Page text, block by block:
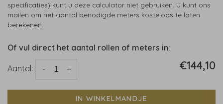
specificaties) kunt u deze calculator niet gebruiken. U kunt ons
mailen om het aantal benodigde meters kosteloos te laten
berekenen.
Of vul direct het aantal rollen of meters in:
Aantal: +
- €144,10
IN WINKELMANDJE